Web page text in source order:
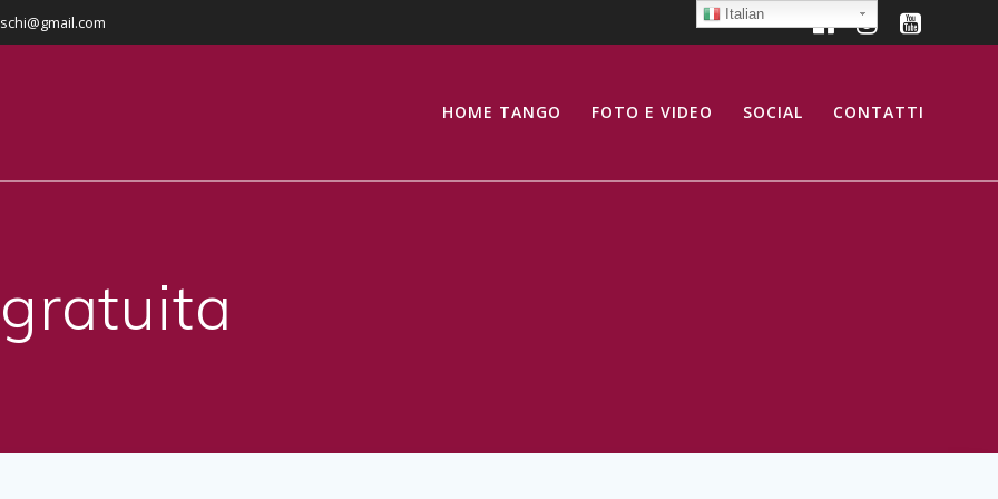
HOME TANGO FOTO E VIDEO SOCIAL CONTATTI
Italian